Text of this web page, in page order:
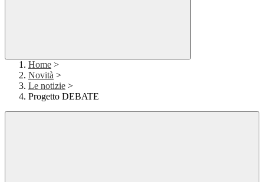
Home >
Novità >
Le notizie >
Progetto DEBATE